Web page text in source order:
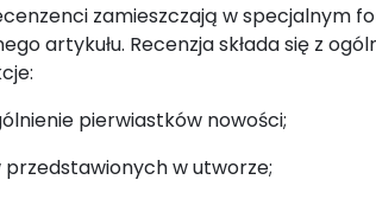
zamieszczają w specjalnym
artykułu. Recenzja składa się z
pierwiastków nowości;
w utworze;